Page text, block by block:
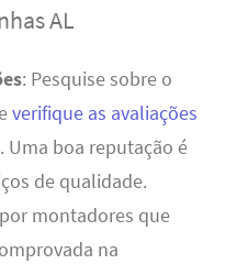
AL
: Pesquise sobre o
verifique as avaliações
Uma boa reputação é
de qualidade.
montadores que
na